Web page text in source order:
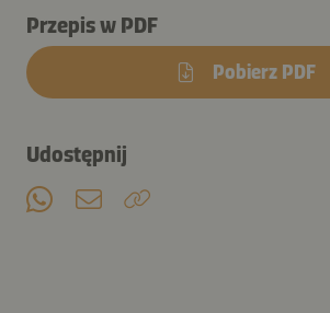
Przepis w PDF
Pobierz PDF
Udostępnij